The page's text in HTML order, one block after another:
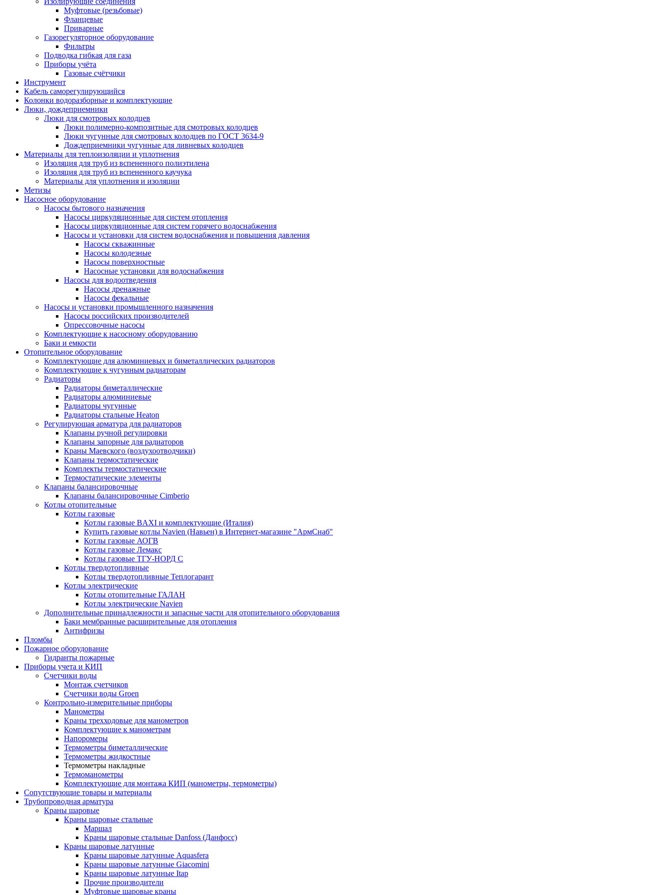
Муфтовые (резьбовые)
Фланцевые
Приварные
Газорегуляторное оборудование
Фильтры
Подводка гибкая для газа
Приборы учёта
Газовые счётчики
Инструмент
Кабель саморегулирующийся
Колонки водоразборные и комплектующие
Люки, дождеприемники
Люки для смотровых колодцев
Люки полимерно-композитные для смотровых колодцев
Люки чугунные для смотровых колодцев по ГОСТ 3634-9
Дождеприемники чугунные для ливневых колодцев
Материалы для теплоизоляции и уплотнения
Изоляция для труб из вспененного полиэтилена
Изоляция для труб из вспененного каучука
Материалы для уплотнения и изоляции
Метизы
Насосное оборудование
Насосы бытового назначения
Насосы циркуляционные для систем отопления
Насосы циркуляционные для систем горячего водоснабжения
Насосы и установки для систем водоснабжения и повышения давления
Насосы скважинные
Насосы колодезные
Насосы поверхностные
Насосные установки для водоснабжения
Насосы для водоотведения
Насосы дренажные
Насосы фекальные
Насосы и установки промышленного назначения
Насосы российских производителей
Опрессовочные насосы
Комплектующие к насосному оборудованию
Баки и емкости
Отопительное оборудование
Комплектующие для алюминиевых и биметаллических радиаторов
Комплектующие к чугунным радиаторам
Радиаторы
Радиаторы биметаллические
Радиаторы алюминиевые
Радиаторы чугунные
Радиаторы стальные Heaton
Регулирующая арматура для радиаторов
Клапаны ручной регулировки
Клапаны запорные для радиаторов
Краны Маевского (воздухоотводчики)
Клапаны термостатические
Комплекты термостатические
Термостатические элементы
Клапаны балансировочные
Клапаны балансировочные Cimberio
Котлы отопительные
Котлы газовые
Котлы газовые BAXI и комплектующие (Италия)
Купить газовые котлы Navien (Навьен) в Интернет-магазине "АрмСнаб"
Котлы газовые АОГВ
Котлы газовые Лемакс
Котлы газовые ТГУ-НОРД С
Котлы твердотопливные
Котлы твердотопливные Теплогарант
Котлы электрические
Котлы отопительные ГАЛАН
Котлы электрические Navien
Дополнительные принадлежности и запасные части для отопительного оборудования
Баки мембранные расширительные для отопления
Антифризы
Пломбы
Пожарное оборудование
Гидранты пожарные
Приборы учета и КИП
Счетчики воды
Монтаж счетчиков
Счетчики воды Groen
Контрольно-измерительные приборы
Манометры
Краны трехходовые для манометров
Комплектующие к манометрам
Напоромеры
Термометры биметаллические
Термометры жидкостные
Термометры накладные
Термоманометры
Комплектующие для монтажа КИП (манометры, термометры)
Сопутствующие товары и материалы
Трубопроводная арматура
Краны шаровые
Краны шаровые стальные
Маршал
Краны шаровые стальные Danfoss (Данфосс)
Краны шаровые латунные
Краны шаровые латунные Aquasfera
Краны шаровые латунные Giacomini
Краны шаровые латунные Itap
Прочие производители
Муфтовые шаровые краны